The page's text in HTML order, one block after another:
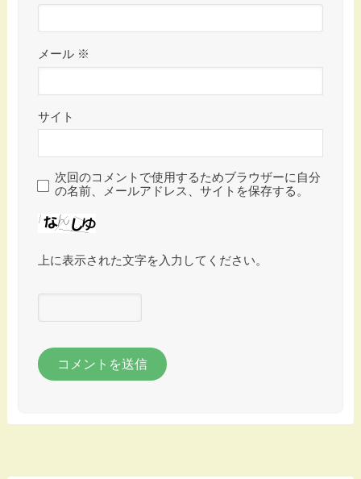
メール ※
サイト
次回のコメントで使用するためブラウザーに自分
の名前、メールアドレス、サイトを保存する。
上に表示された文字を入力してください。